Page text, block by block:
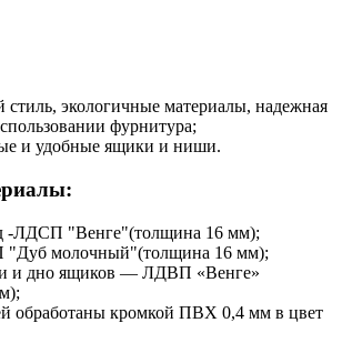
стиль, экологичные материалы, надежная
фурнитура;
и удобные ящики и ниши.
-ЛДСП "Венге"(толщина 16 мм);
молочный"(толщина 16 мм);
и дно ящиков — ЛДВП «Венге»
обработаны кромкой ПВХ 0,4 мм в цвет